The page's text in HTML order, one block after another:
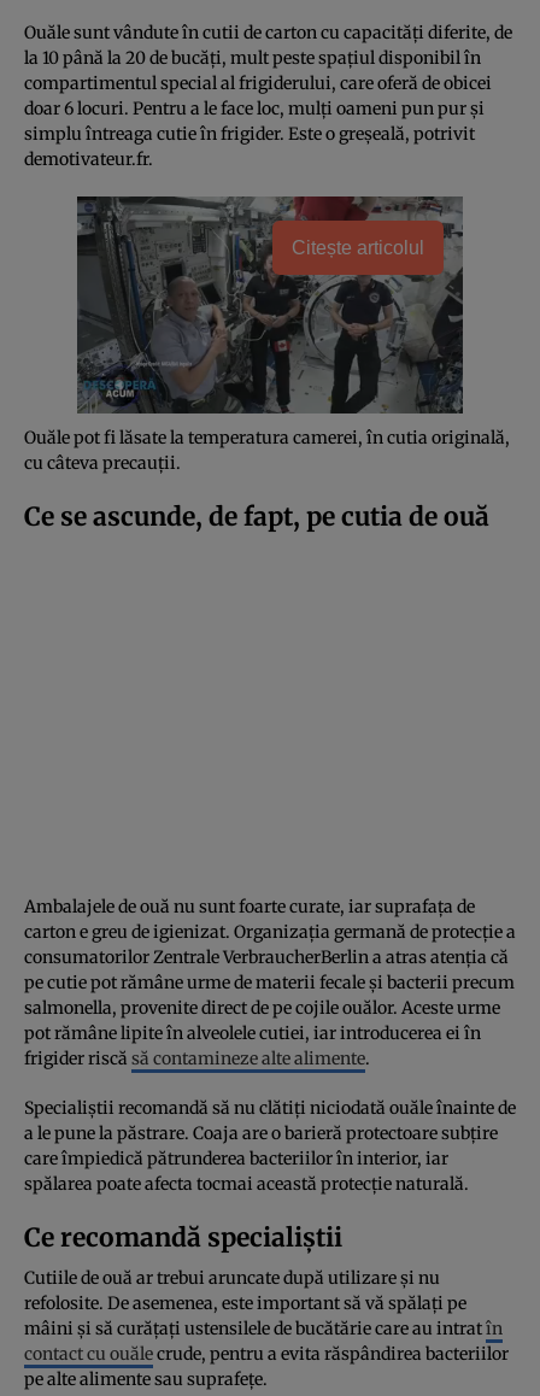
Ouăle sunt vândute în cutii de carton cu capacități diferite, de
la 10 până la 20 de bucăți, mult peste spațiul disponibil în
compartimentul special al frigiderului, care oferă de obicei
doar 6 locuri. Pentru a le face loc, mulți oameni pun pur și
simplu întreaga cutie în frigider. Este o greșeală, potrivit
demotivateur.fr.
Citește articolul
Ouăle pot fi lăsate la temperatura camerei, în cutia originală,
cu câteva precauții.
Ce se ascunde, de fapt, pe cutia de ouă
Ambalajele de ouă nu sunt foarte curate, iar suprafața de
carton e greu de igienizat. Organizația germană de protecție a
consumatorilor Zentrale VerbraucherBerlin a atras atenția că
pe cutie pot rămâne urme de materii fecale și bacterii precum
salmonella, provenite direct de pe cojile ouălor. Aceste urme
pot rămâne lipite în alveolele cutiei, iar introducerea ei în
frigider riscă să contamineze alte alimente.
Specialiștii recomandă să nu clătiți niciodată ouăle înainte de
a le pune la păstrare. Coaja are o barieră protectoare subțire
care împiedică pătrunderea bacteriilor în interior, iar
spălarea poate afecta tocmai această protecție naturală.
Ce recomandă specialiștii
Cutiile de ouă ar trebui aruncate după utilizare și nu
refolosite. De asemenea, este important să vă spălați pe
mâini și să curățați ustensilele de bucătărie care au intratîn
contact cu ouălecrude, pentru a evita răspândirea bacteriilor
pe alte alimente sau suprafețe.